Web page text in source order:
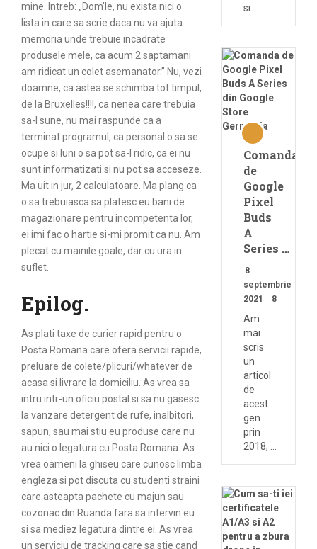
mine. Intreb: „Dom’le, nu exista nici o
lista in care sa scrie daca nu va ajuta
memoria unde trebuie incadrate
produsele mele, ca acum 2 saptamani
am ridicat un colet asemanator.” Nu, vezi
doamne, ca astea se schimba tot timpul,
de la Bruxelles!!!!, ca nenea care trebuia
sa-l sune, nu mai raspunde ca a
terminat programul, ca personal o sa se
ocupe si luni o sa pot sa-l ridic, ca ei nu
sunt informatizati si nu pot sa acceseze.
Ma uit in jur, 2 calculatoare. Ma plang ca
o sa trebuiasca sa platesc eu bani de
magazionare pentru incompetenta lor,
ei imi fac o hartie si-mi promit ca nu. Am
plecat cu mainile goale, dar cu ura in
suflet.
Epilog.
As plati taxe de curier rapid pentru o
Posta Romana care ofera servicii rapide,
preluare de colete/plicuri/whatever de
acasa si livrare la domiciliu. As vrea sa
intru intr-un oficiu postal si sa nu gasesc
la vanzare detergent de rufe, inalbitori,
sapun, sau mai stiu eu produse care nu
au nici o legatura cu Posta Romana. As
vrea oameni la ghiseu care cunosc limba
engleza si pot discuta cu studenti straini
care asteapta pachete cu majun sau
cozonac din Ruanda fara sa intervin eu
si sa mediez legatura dintre ei. As vrea
un serviciu de tracking care sa stie cand
si …
Comanda
de
Google
Pixel
Buds
A
Series …
8
septembrie
2021
8
Am
mai
scris
un
articol
de
acest
gen
prin
2018, …